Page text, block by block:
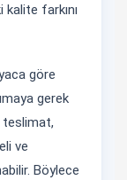
farkını
göre
gerek
teslimat,
ve
Böylece